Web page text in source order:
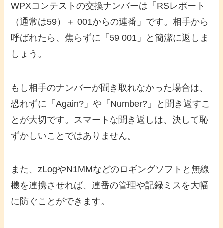
WPXコンテストの交換ナンバーは「RSレポート
（通常は59）＋ 001からの連番」です。相手から
呼ばれたら、焦らずに「59 001」と簡潔に返しま
しょう。
もし相手のナンバーが聞き取れなかった場合は、
恐れずに「Again?」や「Number?」と聞き返すこ
とが大切です。スマートな聞き返しは、決して恥
ずかしいことではありません。
また、zLogやN1MMなどのロギングソフトと無線
機を連携させれば、連番の管理や記録ミスを大幅
に防ぐことができます。